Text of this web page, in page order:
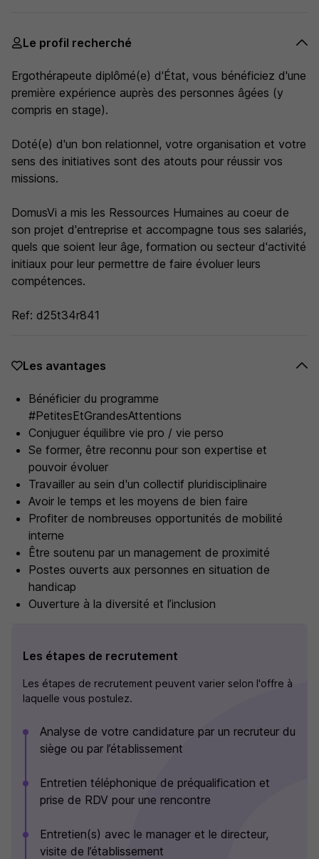
Le profil recherché
Ergothérapeute diplômé(e) d'État, vous bénéficiez d'une
première expérience auprès des personnes âgées (y
compris en stage).
Doté(e) d'un bon relationnel, votre organisation et votre
sens des initiatives sont des atouts pour réussir vos
missions.
DomusVi a mis les Ressources Humaines au coeur de
son projet d'entreprise et accompagne tous ses salariés,
quels que soient leur âge, formation ou secteur d'activité
initiaux pour leur permettre de faire évoluer leurs
compétences.
Ref: d25t34r841
Les avantages
Bénéficier du programme
#PetitesEtGrandesAttentions
Conjuguer équilibre vie pro / vie perso
Se former, être reconnu pour son expertise et
pouvoir évoluer
Travailler au sein d'un collectif pluridisciplinaire
Avoir le temps et les moyens de bien faire
Profiter de nombreuses opportunités de mobilité
interne
Être soutenu par un management de proximité
Postes ouverts aux personnes en situation de
handicap
Ouverture à la diversité et l’inclusion
Les étapes de recrutement
Les étapes de recrutement peuvent varier selon l'offre à
laquelle vous postulez.
Analyse de votre candidature par un recruteur du
siège ou par l’établissement
Entretien téléphonique de préqualification et
prise de RDV pour une rencontre
Entretien(s) avec le manager et le directeur,
visite de l’établissement